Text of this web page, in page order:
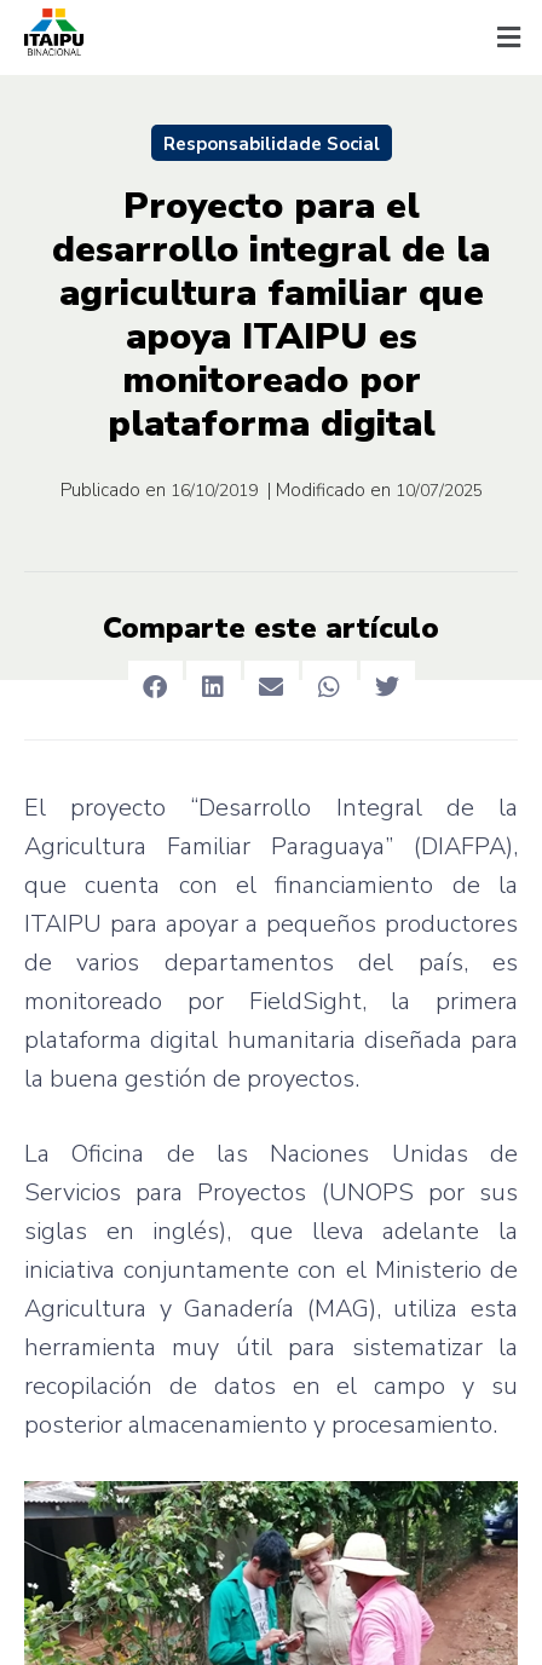
Responsabilidade Social
Proyecto para el
desarrollo integral de la
agricultura familiar que
apoya ITAIPU es
monitoreado por
plataforma digital
Publicado en 16/10/2019 | Modificado en 10/07/2025
Comparte este artículo
El proyecto “Desarrollo Integral de la
Agricultura Familiar Paraguaya” (DIAFPA),
que cuenta con el financiamiento de la
ITAIPU para apoyar a pequeños productores
de varios departamentos del país, es
monitoreado por FieldSight, la primera
plataforma digital humanitaria diseñada para
la buena gestión de proyectos.
La Oficina de las Naciones Unidas de
Servicios para Proyectos (UNOPS por sus
siglas en inglés), que lleva adelante la
iniciativa conjuntamente con el Ministerio de
Agricultura y Ganadería (MAG), utiliza esta
herramienta muy útil para sistematizar la
recopilación de datos en el campo y su
posterior almacenamiento y procesamiento.